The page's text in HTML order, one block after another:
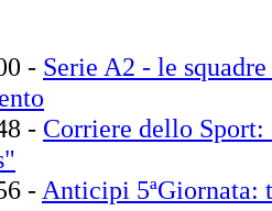
- Serie A2 - le
- Corriere dello
- Anticipi 5ªGiornata: